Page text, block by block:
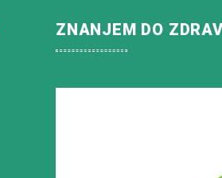
ZNANJEM DO